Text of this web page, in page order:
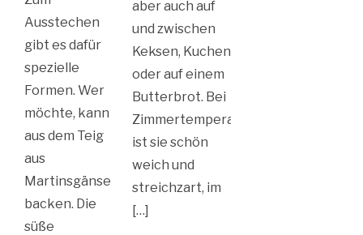
Ausstechen
gibt es dafür
spezielle
Formen. Wer
möchte, kann
aus dem Teig
aus
Martinsgänse
backen. Die
süße
aber auch auf
und zwischen
Keksen, Kuchen
oder auf einem
Butterbrot. Bei
Zimmertemperatur
ist sie schön
weich und
streichzart, im
[…]